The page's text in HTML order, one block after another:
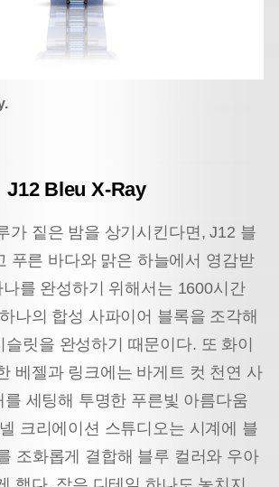
J12 Bleu X-Ray
가 짙은 밤을 상기시킨다면, J12 블
푸른 바다와 맑은 하늘에서 영감받
를 완성하기 위해서는 1600시간
나의 합성 사파이어 블록을 조각해
릿을 완성하기 때문이다. 또 화이
베젤과 링크에는 바게트 컷 천연 사
를 세팅해 투명한 푸른빛 아름다움
크리에이션 스튜디오는 시계에 블
조화롭게 결합해 블루 컬러와 우아